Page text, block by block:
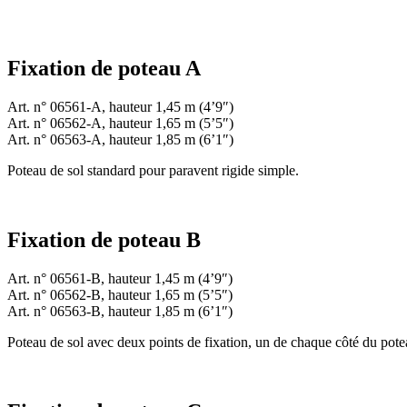
Fixation de poteau A
Art. n° 06561-A, hauteur 1,45 m (4’9″)
Art. n° 06562-A, hauteur 1,65 m (5’5″)
Art. n° 06563-A, hauteur 1,85 m (6’1″)
Poteau de sol standard pour paravent rigide simple.
Fixation de poteau B
Art. n° 06561-B, hauteur 1,45 m (4’9″)
Art. n° 06562-B, hauteur 1,65 m (5’5″)
Art. n° 06563-B, hauteur 1,85 m (6’1″)
Poteau de sol avec deux points de fixation, un de chaque côté du